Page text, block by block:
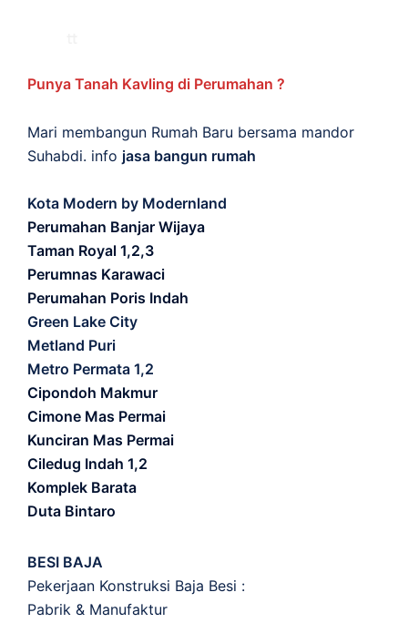
Punya Tanah Kavling di Perumahan ?
Mari membangun Rumah Baru bersama mandor
Suhabdi. info jasa bangun rumah
Kota Modern by Modernland
Perumahan Banjar Wijaya
Taman Royal 1,2,3
Perumnas Karawaci
Perumahan Poris Indah
Green Lake City
Metland Puri
Metro Permata 1,2
Cipondoh Makmur
Cimone Mas Permai
Kunciran Mas Permai
Ciledug Indah 1,2
Komplek Barata
Duta Bintaro
BESI BAJA
Pekerjaan Konstruksi Baja Besi :
Pabrik & Manufaktur